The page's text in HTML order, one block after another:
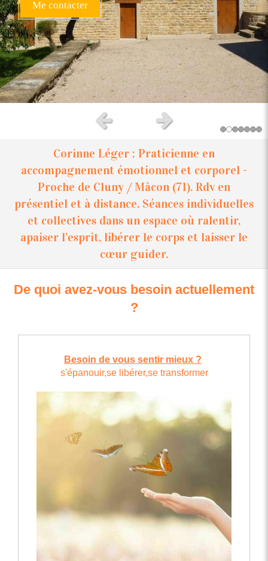
En savoir plus
Me contacter
Me contacter
En savoir plus
En savoir plus
En savoir plus
En savoir plus
Slide précédent Slide suivant
Corinne Léger : Praticienne en
accompagnement émotionnel et corporel -
Proche de Cluny / Mâcon (71). Rdv en
présentiel et à distance. Séances individuelles
et collectives dans un espace où ralentir,
apaiser l’esprit, libérer le corps et laisser le
cœur guider.
De quoi avez-vous besoin actuellement
?
Besoin de vous sentir mieux ?
s'épanouir,se libérer,se transformer